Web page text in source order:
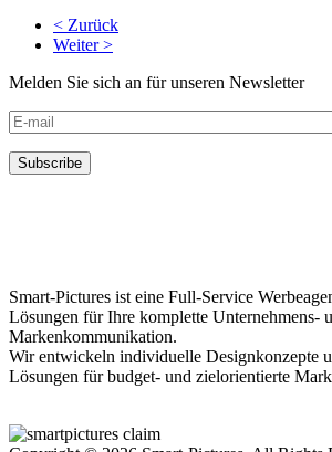
< Zurück
Weiter >
Melden Sie sich an für unseren Newsletter
Smart-Pictures ist eine Full-Service
Lösungen für Ihre komplette Unternehmens-
Markenkommunikation.
Wir entwickeln individuelle Designkonzepte
Lösungen für budget- und zielorientierte